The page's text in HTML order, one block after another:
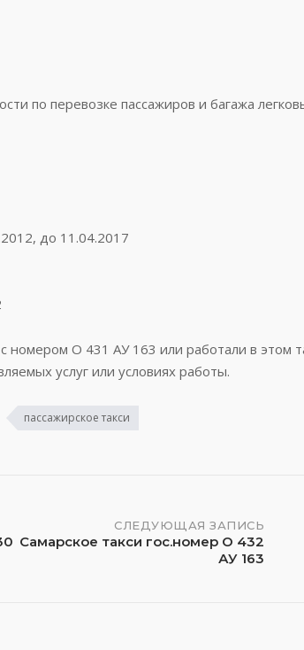
по перевозке пассажиров и багажа
до 11.04.2017
номером О 431 АУ 163 или работали в этом
услуг или условиях работы.
пассажирское такси
СЛЕДУЮЩАЯ ЗАПИСЬ
Самарское такси гос.номер О 432
АУ 163